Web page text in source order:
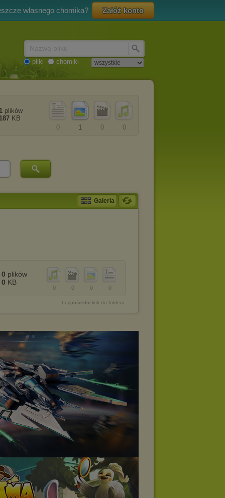
własnego chomika? Załóż konto
pliki chomiki
0
0
1
0
1 plików
187 KB
Galeria
0
0
0
0
0 plików
0 KB
bezpośredni link do folderu